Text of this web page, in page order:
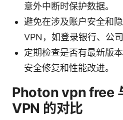
意外中断时保护数据。
避免在涉及账户安全和
VPN，如登录银行、公
定期检查是否有最新版
安全修复和性能改进。
Photon vpn free
VPN 的对比